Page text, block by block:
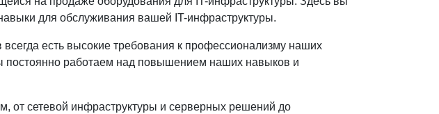
для обслуживания вашей IT-инфраструктуры.
есть высокие требования к профессионализму наших
постоянно работаем над повышением наших навыков и
от сетевой инфраструктуры и серверных решений до